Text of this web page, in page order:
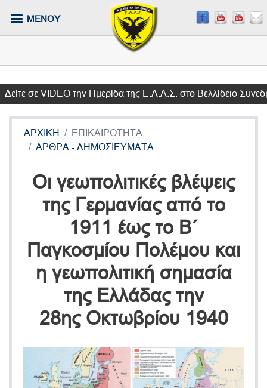
Παράκαμψη
προς
το
κυρίως
περιεχόμενο
ΜΕΝΟΥ
σε VIDEO την Ημερίδα της Ε.Α.Α.Σ. στο Βελλίδειο
ΑΡΧΙΚΗ
ΕΠΙΚΑΙΡΟΤΗΤΑ
ΑΡΘΡΑ - ΔΗΜΟΣΙΕΥΜΑΤΑ
Οι γεωπολιτικές βλέψεις
της Γερμανίας από το
1911 έως το Β΄
Παγκοσμίου Πολέμου και
η γεωπολιτική σημασία
της Ελλάδας την
28ης Οκτωβρίου 1940